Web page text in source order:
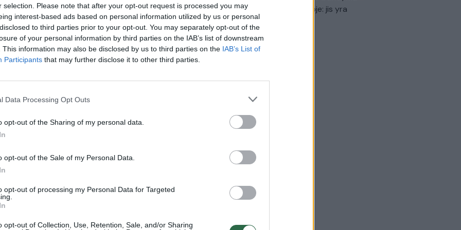
selection. Please note that after your opt-out request is processed you may
interest-based ads based on personal information utilized by us or personal
to third parties prior to your opt-out. You may separately opt-out of the
of your personal information by third parties on the IAB’s list of downstream
This information may also be disclosed by us to third parties on the IAB’s List of
Participants that may further disclose it to other third parties.
Data Processing Opt Outs
opt-out of the Sharing of my personal data.
opt-out of the Sale of my Personal Data.
opt-out of processing my Personal Data for Targeted
opt-out of Collection, Use, Retention, Sale, and/or Sharing
Visi įrašai
–
kasdienybė – priekabiavimas, patyčios ir
Aukštaitijos pučiamųjų orkestras
Žinios Lietuvos diena
įsitvirtinti Ukrainos politikoje: jis yra
neteisus
Laidos | Nauja diena